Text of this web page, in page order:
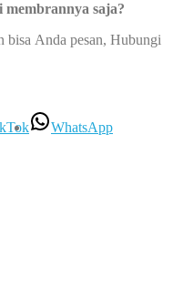
membrannya saja?
bisa Anda pesan, Hubungi
WhatsApp